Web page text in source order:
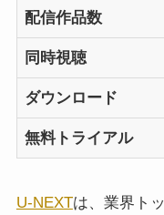
配信作品数
同時視聴
ダウンロード
無料トライアル
U-NEXTは、業界ト